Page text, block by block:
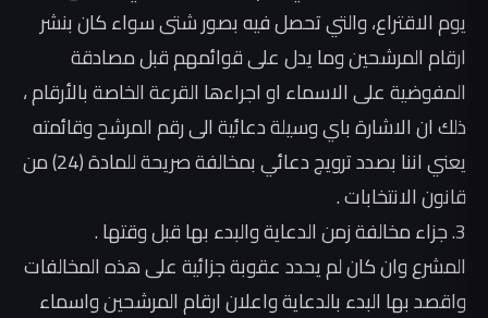
يوم الاقتراع، والتي تحصل فيه بصور شتى سواء كان بنشر
ارقام المرشحين وما يدل على قوائمهم قبل مصادقة
المفوضية على الاسماء او اجراءها القرعة الخاصة بالأرقام ،
ذلك ان الاشارة باي وسيلة دعائية الى رقم المرشح وقائمته
يعني اننا بصدد ترويج دعائي بمخالفة صريحة للمادة (24) من
قانون الانتخابات .
3. جزاء مخالفة زمن الدعاية والبدء بها قبل وقتها .
المشرع وان كان لم يحدد عقوبة جزائية على هذه المخالفات
واقصد بها البدء بالدعاية واعلان ارقام المرشحين واسماء